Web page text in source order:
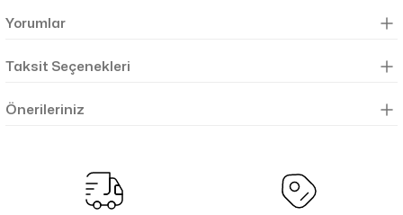
Yorumlar
Taksit Seçenekleri
Önerileriniz